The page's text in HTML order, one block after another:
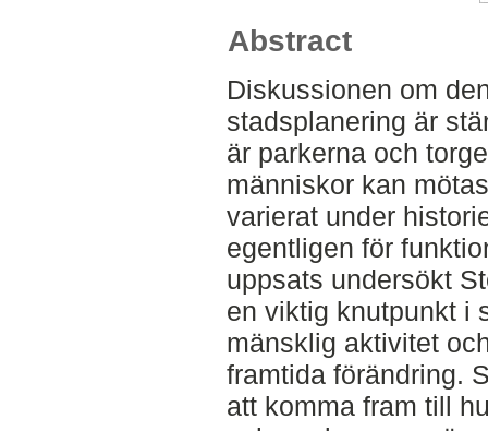
Abstract
Diskussionen om
stadsplanering är
är parkerna och
människor kan
varierat under
egentligen för
uppsats undersökt
en viktig knutpunkt i
mänsklig aktivitet
framtida förändring.
att komma fram till